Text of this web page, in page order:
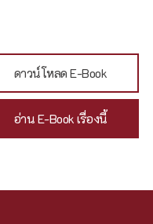
ดาวน์โหลด E-Book
อ่าน E-Book เรื่องนี้